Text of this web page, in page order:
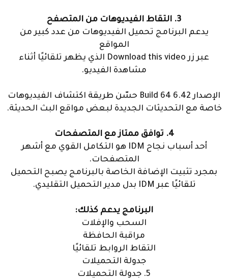
3. التقاط الفيديوهات من المتصفح
يدعم البرنامج تحميل الفيديوهات من عدد كبير من
المواقع
عبر زر Download this video الذي يظهر تلقائيًا أثناء
مشاهدة الفيديو.
الإصدار 6.42 Build 64 حسّن طريقة اكتشاف الفيديوهات
خاصة مع التحديثات الجديدة لبعض مواقع البث الحديثة.
4. توافق ممتاز مع المتصفحات
أحد أسباب نجاح IDM هو التكامل القوي مع أشهر
المتصفحات.
بمجرد تثبيت الإضافة الخاصة بالبرنامج يصبح التحميل
تلقائيًا عبر IDM بدل مدير التحميل التقليدي.
البرنامج يدعم كذلك:
السحب والإفلات
مراقبة الحافظة
التقاط الروابط تلقائيًا
جدولة التحميلات
5. جدولة التحميلات